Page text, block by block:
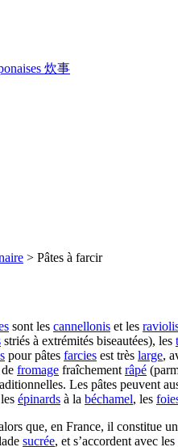
炊事
> Pâtes à farcir
sont les cannellonis et les
striés à extrémités biseautées), les
pour pâtes farcies est très large,
fromage fraîchement râpé
Les pâtes peuvent
épinards à la béchamel, les
que, en France, il constitue
sucrée, et s’accordent avec les